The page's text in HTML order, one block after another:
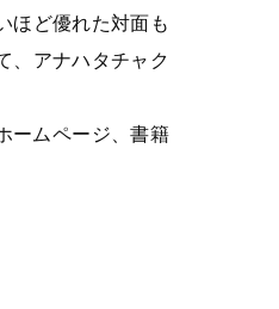
ほど優れた対面も
、アナハタチャク
ームページ、書籍